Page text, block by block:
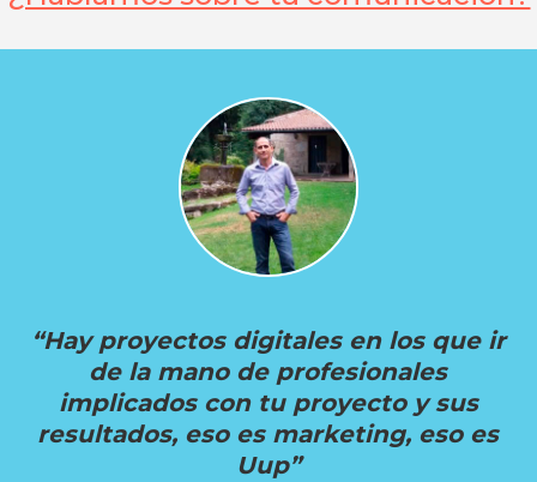
“Hay proyectos digitales en los que ir
de la mano de profesionales
implicados con tu proyecto y sus
resultados, eso es marketing, eso es
Uup”